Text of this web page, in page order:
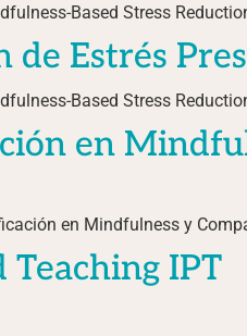
Based Stress
de Estrés
Based Stress
en
en Mindfulness y
IPT